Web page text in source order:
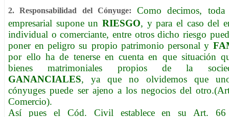
2. Responsabilidad del Cónyuge:Como decimos, toda
empresarial supone unRIESGO, y para el caso del
individual o comerciante, entre otros dicho riesgo
poner en peligro su propio patrimonio personal y
por ello ha de tenerse en cuenta en que situación
bienes matrimoniales propios de la
GANANCIALES, ya que no olvidemos que
cónyuges puede ser ajeno a los negocios del
Comercio).
Así pues el Cód. Civil establece en su Art.